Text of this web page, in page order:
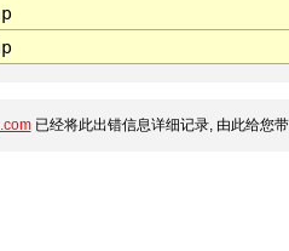
已经将此出错信息详细记录, 由此给您